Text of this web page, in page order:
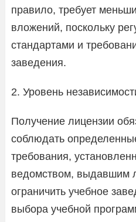
правило, требует
вложений, поскольку
стандартами и
заведения.
2. Уровень
Получение лицензии
соблюдать
требования,
ведомством, выдавшим
ограничить учебное
выбора учебной